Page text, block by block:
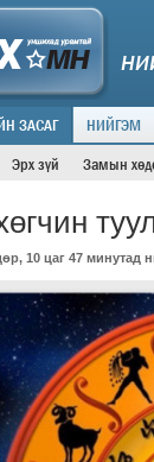
ЗАСАГ НИЙГЭМ
Эрх зүй Замын
10 цаг 47 минутад